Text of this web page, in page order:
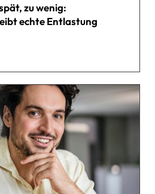
zu wenig:
echte Entlastung